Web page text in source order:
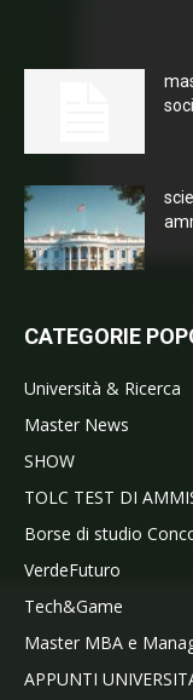
CATEGORIE
Università & Ricerca
Master News
SHOW
TOLC TEST DI
Borse di studio
VerdeFuturo
Tech&Game
Master MBA e
APPUNTI